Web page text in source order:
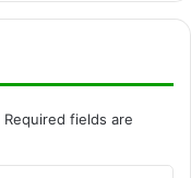
Required fields are